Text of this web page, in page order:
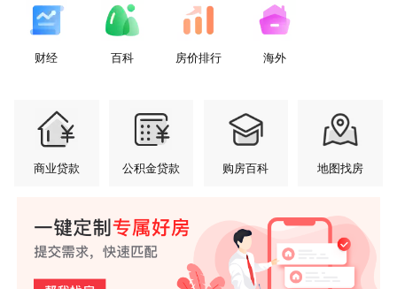
财经 百科 房价排行 海外
商业贷款 公积金贷款 购房百科 地图找房